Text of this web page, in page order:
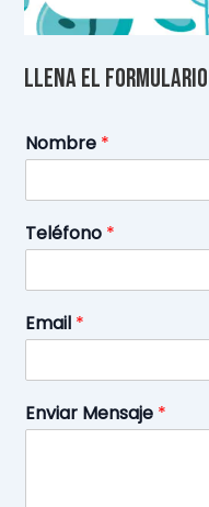
Llena el formulario
Nombre *
Teléfono *
Email *
Enviar Mensaje *